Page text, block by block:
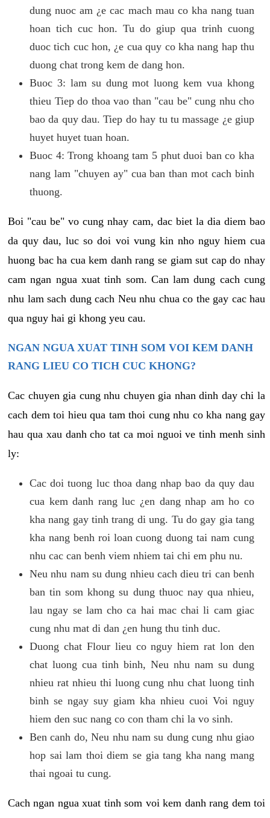
dung nuoc am ¿e cac mach mau co kha nang tuan
hoan tich cuc hon. Tu do giup qua trinh cuong
duoc tich cuc hon, ¿e cua quy co kha nang hap thu
duong chat trong kem de dang hon.
Buoc 3: lam su dung mot luong kem vua khong
thieu Tiep do thoa vao than "cau be" cung nhu cho
bao da quy dau. Tiep do hay tu tu massage ¿e giup
huyet huyet tuan hoan.
Buoc 4: Trong khoang tam 5 phut duoi ban co kha
nang lam "chuyen ay" cua ban than mot cach binh
thuong.
Boi "cau be" vo cung nhay cam, dac biet la dia diem bao
da quy dau, luc so doi voi vung kin nho nguy hiem cua
huong bac ha cua kem danh rang se giam sut cap do nhay
cam ngan ngua xuat tinh som. Can lam dung cach cung
nhu lam sach dung cach Neu nhu chua co the gay cac hau
qua nguy hai gi khong yeu cau.
NGAN NGUA XUAT TINH SOM VOI KEM DANH
RANG LIEU CO TICH CUC KHONG?
Cac chuyen gia cung nhu chuyen gia nhan dinh day chi la
cach dem toi hieu qua tam thoi cung nhu co kha nang gay
hau qua xau danh cho tat ca moi nguoi ve tinh menh sinh
ly:
Cac doi tuong luc thoa dang nhap bao da quy dau
cua kem danh rang luc ¿en dang nhap am ho co
kha nang gay tinh trang di ung. Tu do gay gia tang
kha nang benh roi loan cuong duong tai nam cung
nhu cac can benh viem nhiem tai chi em phu nu.
Neu nhu nam su dung nhieu cach dieu tri can benh
ban tin som khong su dung thuoc nay qua nhieu,
lau ngay se lam cho ca hai mac chai li cam giac
cung nhu mat di dan ¿en hung thu tinh duc.
Duong chat Flour lieu co nguy hiem rat lon den
chat luong cua tinh binh, Neu nhu nam su dung
nhieu rat nhieu thi luong cung nhu chat luong tinh
binh se ngay suy giam kha nhieu cuoi Voi nguy
hiem den suc nang co con tham chi la vo sinh.
Ben canh do, Neu nhu nam su dung cung nhu giao
hop sai lam thoi diem se gia tang kha nang mang
thai ngoai tu cung.
Cach ngan ngua xuat tinh som voi kem danh rang dem toi